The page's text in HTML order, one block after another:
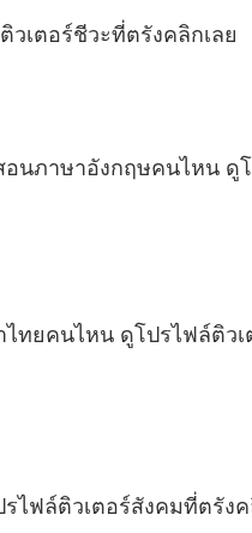
เตอร์ชีวะที่ตรังคลิกเลย
นภาษาอังกฤษคนไหน ดู
ทยคนไหน ดูโปรไฟล์ติว
ไฟล์ติวเตอร์สังคมที่ตรังค